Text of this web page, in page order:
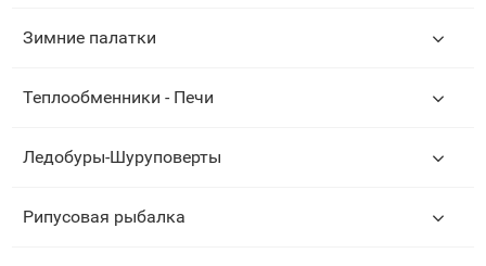
Зимние палатки
Теплообменники - Печи
Ледобуры-Шуруповерты
Рипусовая рыбалка